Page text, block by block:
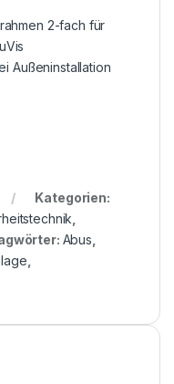
2-fach für
Außeninstallation
Kategorien:
Abus